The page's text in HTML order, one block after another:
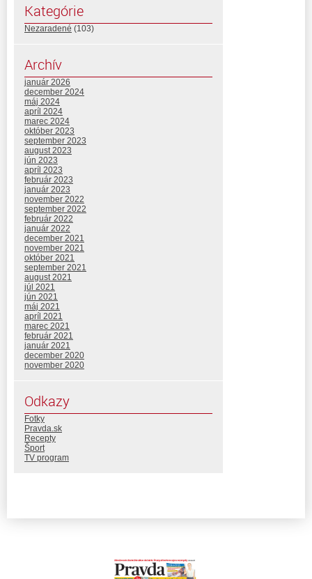
Kategórie
Nezaradené (103)
Archív
január 2026
december 2024
máj 2024
apríl 2024
marec 2024
október 2023
september 2023
august 2023
jún 2023
apríl 2023
február 2023
január 2023
november 2022
september 2022
február 2022
január 2022
december 2021
november 2021
október 2021
september 2021
august 2021
júl 2021
jún 2021
máj 2021
apríl 2021
marec 2021
február 2021
január 2021
december 2020
november 2020
Odkazy
Fotky
Pravda.sk
Recepty
Šport
TV program